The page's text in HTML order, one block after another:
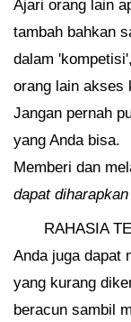
Ajari orang lain
tambah bahkan
dalam
orang lain akses
Jangan pernah
yang Anda bisa.
Memberi dan
dapat
RAHASIA
Anda juga dapat
yang kurang
beracun sambil